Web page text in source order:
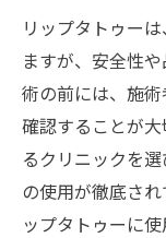
リップタトゥー
ますが、安全性
術の前には、施
確認することが
るクリニックを
の使用が徹底さ
ップタトゥーに